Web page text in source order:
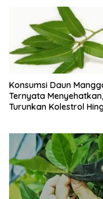
Konsumsi Daun
Ternyata
Turunkan Kolestrol